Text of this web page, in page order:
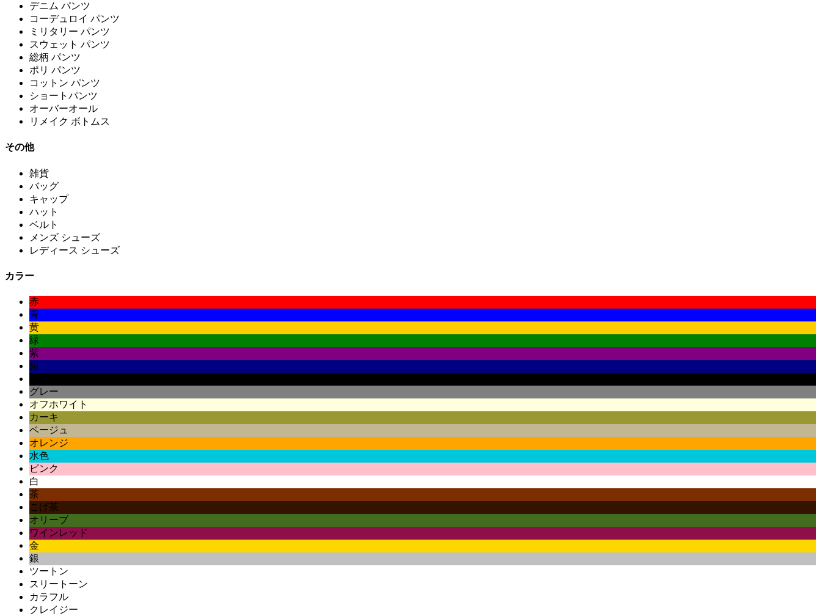
デニム パンツ
コーデュロイ パンツ
ミリタリー パンツ
スウェット パンツ
総柄 パンツ
ポリ パンツ
コットン パンツ
ショートパンツ
オーバーオール
リメイク ボトムス
その他
雑貨
バッグ
キャップ
ハット
ベルト
メンズ シューズ
レディース シューズ
カラー
赤
青
黄
緑
紫
紺
グレー
オフホワイト
カーキ
ベージュ
オレンジ
水色
ピンク
白
茶
こげ茶
オリーブ
ワインレッド
金
銀
ツートン
スリートーン
カラフル
クレイジー